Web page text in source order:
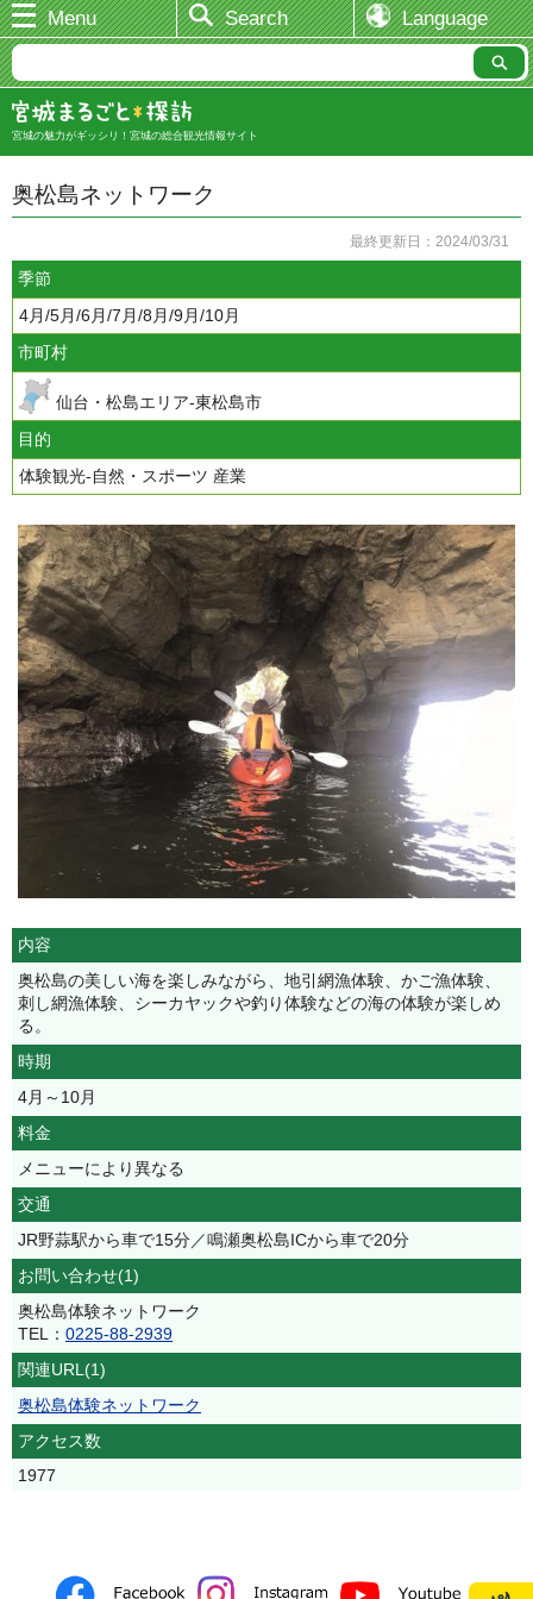
Menu Search Language
宮城の魅力がギッシリ！宮城の総合観光情報サイト
奥松島ネットワーク
最終更新日：2024/03/31
季節
4月/5月/6月/7月/8月/9月/10月
市町村
仙台・松島エリア-東松島市
目的
体験観光-自然・スポーツ 産業
内容
奥松島の美しい海を楽しみながら、地引網漁体験、かご漁体験、
刺し網漁体験、シーカヤックや釣り体験などの海の体験が楽しめ
る。
時期
4月～10月
料金
メニューにより異なる
交通
JR野蒜駅から車で15分／鳴瀬奥松島ICから車で20分
お問い合わせ(1)
奥松島体験ネットワーク
TEL： 0225-88-2939
関連URL(1)
奥松島体験ネットワーク
アクセス数
1977